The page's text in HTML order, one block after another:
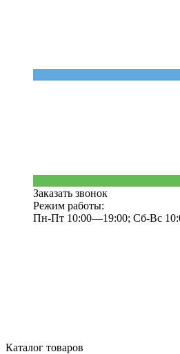
Заказать звонок
Режим работы:
Пн-Пт 10:00—19:00; Сб-Вс
Каталог товаров